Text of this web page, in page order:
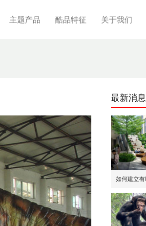
主题产品 酷品特征 关于我们
最新消息